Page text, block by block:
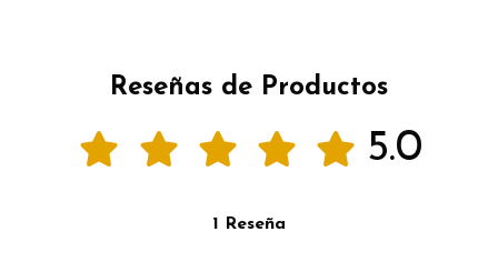
Reseñas de Productos
5.0
1 Reseña